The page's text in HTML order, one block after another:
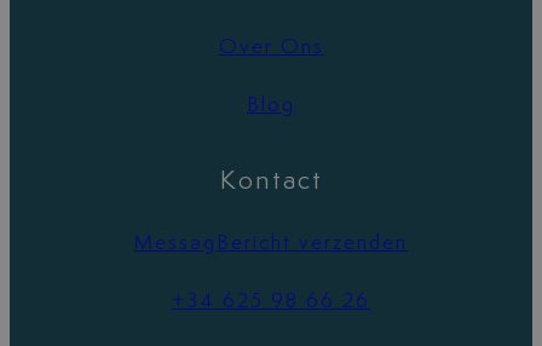
Over Ons
Blog
Kontact
MessagBericht verzenden
+34 625 98 66 26